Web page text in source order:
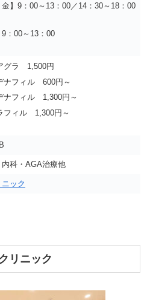
金】9：00～13：00／14：30～18：00
9：00～13：00
グラ 1,500円
ナフィル 600円～
ナフィル 1,300円～
フィル 1,300円～
科・AGA治療他
ック
リニック